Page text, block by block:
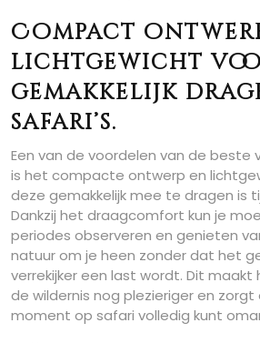
Compact
lichtgewicht
gemakkelijk
safari’s.
Een van de voordelen van de beste
is het compacte ontwerp en
deze gemakkelijk mee te dragen is
Dankzij het draagcomfort kun je
periodes observeren en genieten
natuur om je heen zonder dat het
verrekijker een last wordt. Dit maakt
de wildernis nog plezieriger en
moment op safari volledig kunt